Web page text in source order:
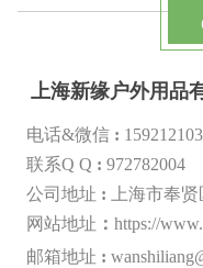
上海新缘户外用品
电话&微信:
联系Q Q : 972782004
公司地址 :
上海市奉
网站地址 ： https://
邮箱地址 :